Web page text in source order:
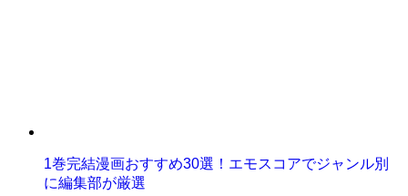
1巻完結漫画おすすめ30選！エモスコアでジャンル別
に編集部が厳選